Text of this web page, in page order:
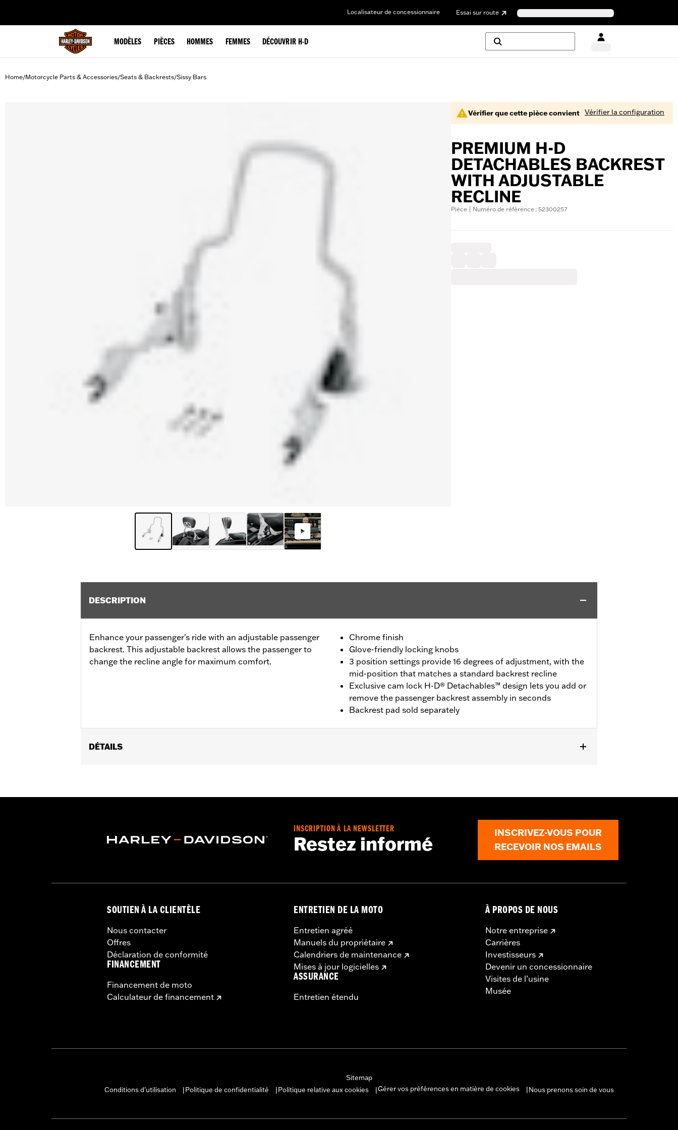
Localisateur de concessionnaire Essai sur route
MODÈLES PIÈCES HOMMES FEMMES DÉCOUVRIR H-D
Home/Motorcycle Parts & Accessories/Seats & Backrests/Sissy Bars
Vérifier que cette pièce convient Vérifier la configuration
PREMIUM H-D
DETACHABLES BACKREST
WITH ADJUSTABLE
RECLINE
Pièce | Numéro de référence : 52300257
DESCRIPTION
Enhance your passenger's ride with an adjustable passenger
backrest. This adjustable backrest allows the passenger to
change the recline angle for maximum comfort.
Chrome finish
Glove-friendly locking knobs
3 position settings provide 16 degrees of adjustment, with the
mid-position that matches a standard backrest recline
Exclusive cam lock H-D® Detachables™ design lets you add or
remove the passenger backrest assembly in seconds
Backrest pad sold separately
DÉTAILS
appropriate H-D® Detachables™ Tour-Pak® Conversion Kit . FLTRXSTSE models require the additional purchase of Detachable
Adjustable:Yes
In the Box:Upright Only
WARRANTY:1 year limited warranty – Go to www.h-d.com/warrantyfor full details
INSCRIPTION À LA NEWSLETTER
Restez informé
INSCRIVEZ-VOUS POUR
RECEVOIR NOS EMAILS
SOUTIEN À LA CLIENTÈLE
Nous contacter
Offres
Déclaration de conformité
FINANCEMENT
Financement de moto
Calculateur de financement
ENTRETIEN DE LA MOTO
Entretien agréé
Manuels du propriétaire
Calendriers de maintenance
Mises à jour logicielles
ASSURANCE
Entretien étendu
À PROPOS DE NOUS
Notre entreprise
Carrières
Investisseurs
Devenir un concessionnaire
Visites de l’usine
Musée
Sitemap
Conditions d'utilisation
Politique de confidentialité Politique relative aux cookies Gérer vos préférences en matière de cookies Nous prenons soin de vous